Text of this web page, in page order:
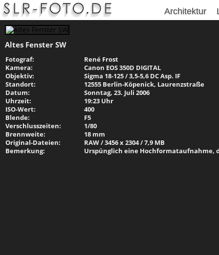
Architektur
Altes Fenster SW
Fotograf:
René Frost
Kamera:
Canon EOS 350D DIGITAL
Objektiv:
Sigma 18-125 / 3,5-5,6 DC Asp. IF
Standort:
12555 Berlin-Köpenick, Laurenzstraße
Datum:
Sonntag, 23. Juli 2006
Uhrzeit:
19:23 Uhr
ISO-Wert:
400
Blende:
F5
Verschlusszeiten:
1/80
Brennweite:
18 mm
Original-Dateien:
RAW / 3456 x 2304 / 7,9 MB
Bemerkung:
Urspünglich eine